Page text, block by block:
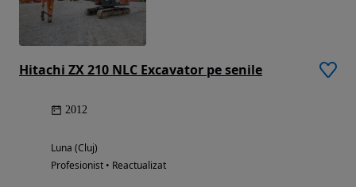
Hitachi ZX 210 NLC Excavator pe senile
2012
Luna (Cluj)
Profesionist • Reactualizat